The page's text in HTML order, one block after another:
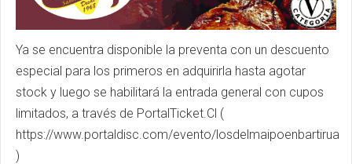
Ya se encuentra disponible la preventa con un descuento
especial para los primeros en adquirirla hasta agotar
stock y luego se habilitará la entrada general con cupos
limitados, a través de PortalTicket.Cl (
https://www.portaldisc.com/evento/losdelmaipoenbartirua
)